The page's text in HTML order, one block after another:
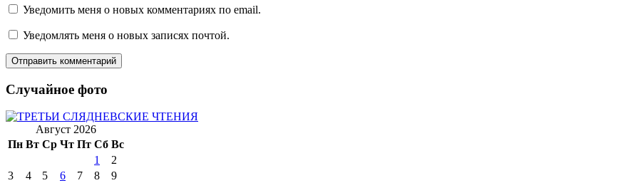
Уведомить меня о новых комментариях по email.
Уведомлять меня о новых записях почтой.
Случайное фото
Август 2026
Пн Вт Ср Чт Пт Сб Вс
1
2
3
4 5 6 7 8
9